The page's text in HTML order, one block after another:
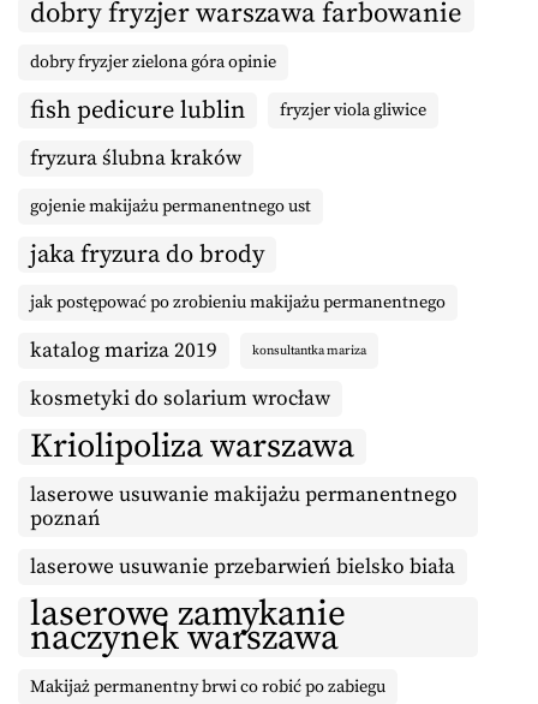
dobry fryzjer warszawa farbowanie
dobry fryzjer zielona góra opinie
fish pedicure lublin fryzjer viola gliwice
fryzura ślubna kraków
gojenie makijażu permanentnego ust
jaka fryzura do brody
jak postępować po zrobieniu makijażu permanentnego
katalog mariza 2019 konsultantka mariza
kosmetyki do solarium wrocław
Kriolipoliza warszawa
laserowe usuwanie makijażu permanentnego
poznań
laserowe usuwanie przebarwień bielsko biała
laserowe zamykanie
naczynek warszawa
Makijaż permanentny brwi co robić po zabiegu